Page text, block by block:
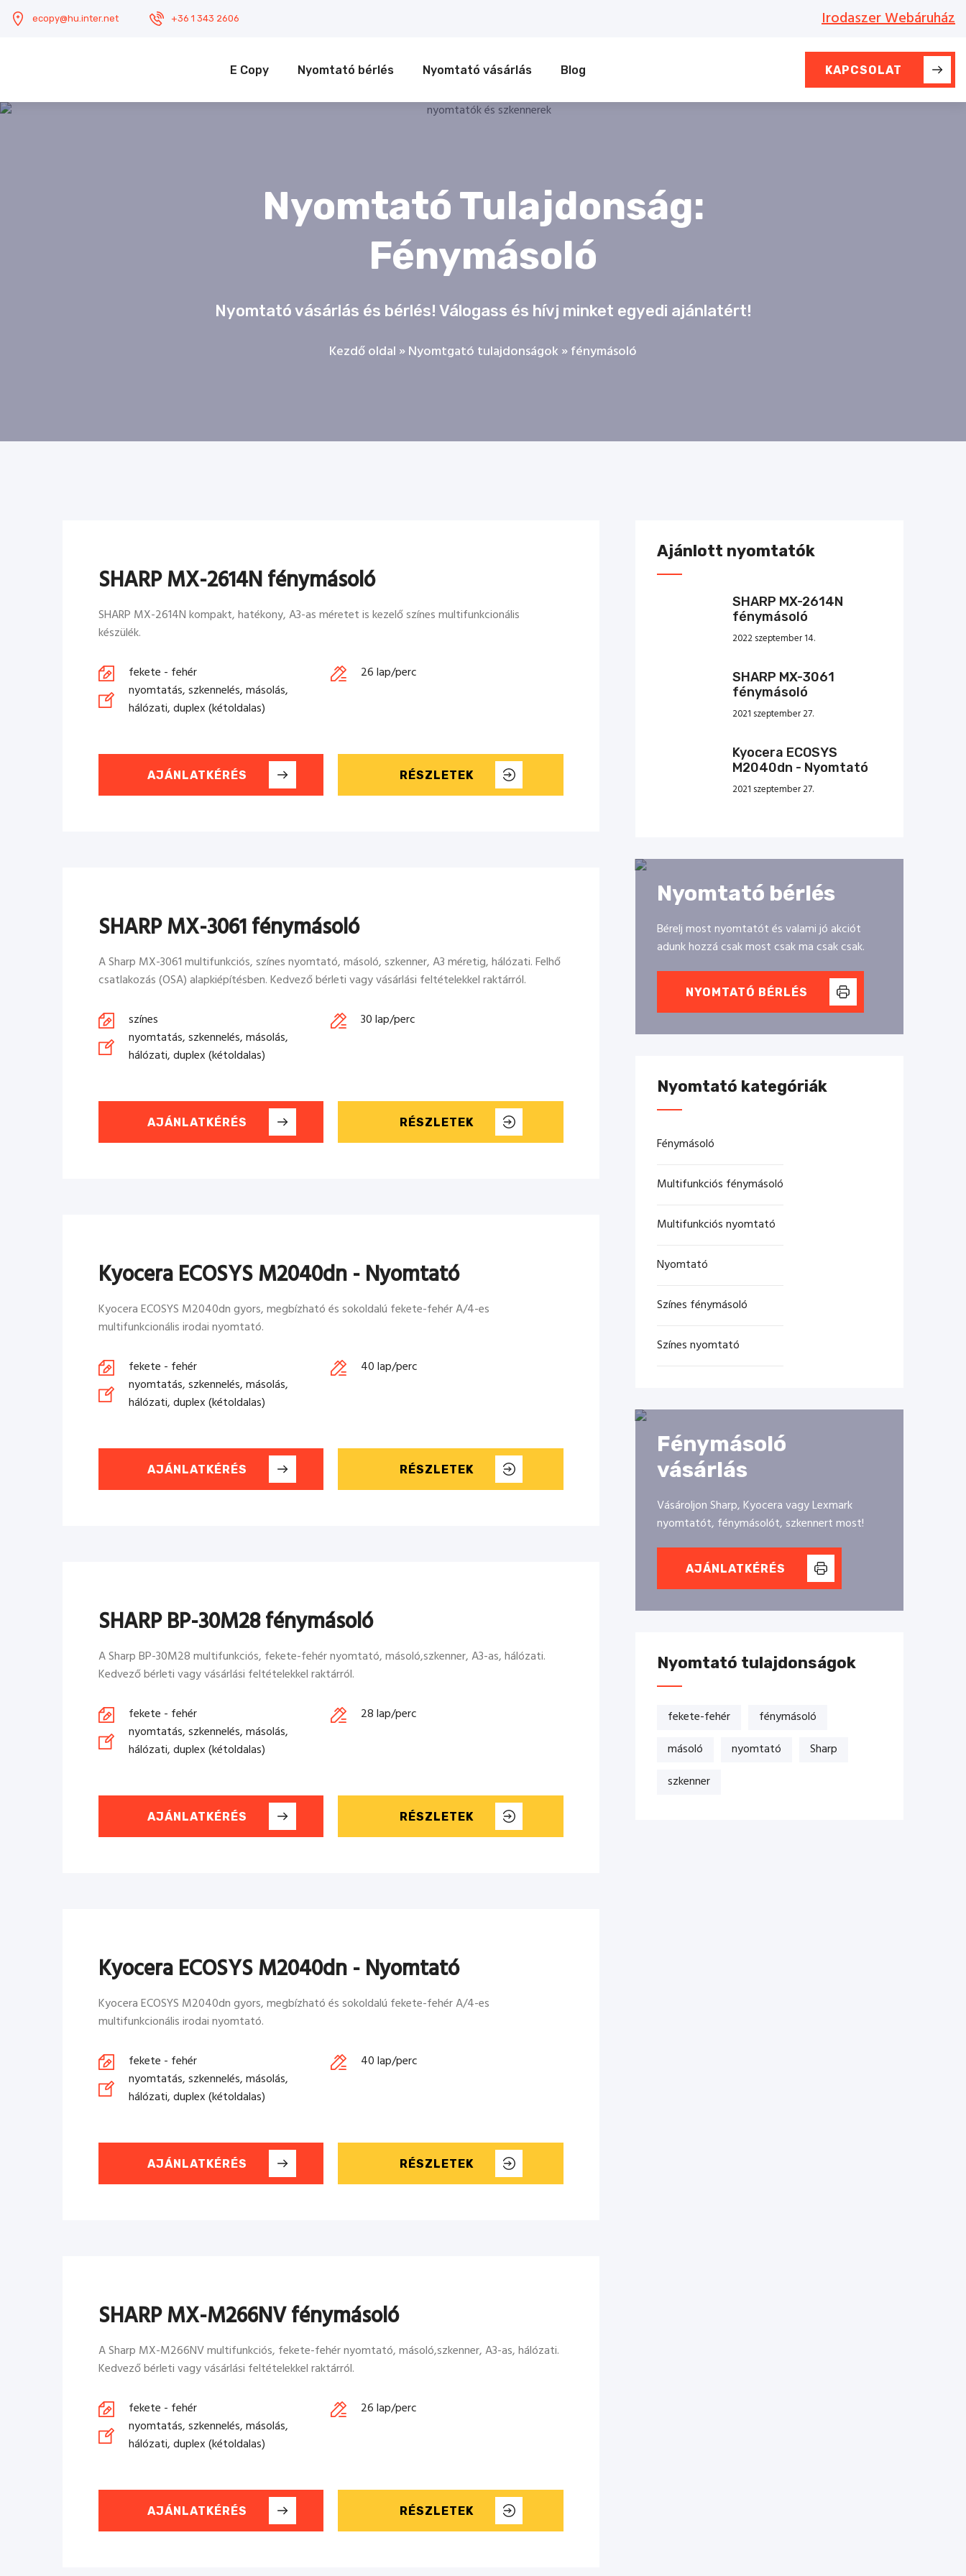
ecopy@hu.inter.net +36 1 343 2606 Irodaszer Webáruház
E Copy Nyomtató bérlés Nyomtató vásárlás Blog KAPCSOLAT
Nyomtató Tulajdonság:
Fénymásoló
Nyomtató vásárlás és bérlés! Válogass és hívj minket egyedi ajánlatért!
Kezdő oldal »Nyomtgató tulajdonságok »fénymásoló
SHARP MX-2614N fénymásoló
SHARP MX-2614N kompakt, hatékony, A3-as méretet is kezelő színes multifunkcionális
készülék.
fekete - fehér
26 lap/perc
nyomtatás, szkennelés, másolás,
hálózati, duplex (kétoldalas)
AJÁNLATKÉRÉS RÉSZLETEK
SHARP MX-3061 fénymásoló
A Sharp MX-3061 multifunkciós, színes nyomtató, másoló, szkenner, A3 méretig, hálózati. Felhő
csatlakozás (OSA) alapkiépítésben. Kedvező bérleti vagy vásárlási feltételekkel raktárról.
színes
30 lap/perc
nyomtatás, szkennelés, másolás,
hálózati, duplex (kétoldalas)
AJÁNLATKÉRÉS RÉSZLETEK
Kyocera ECOSYS M2040dn - Nyomtató
Kyocera ECOSYS M2040dn gyors, megbízható és sokoldalú fekete-fehér A/4-es
multifunkcionális irodai nyomtató.
fekete - fehér
40 lap/perc
nyomtatás, szkennelés, másolás,
hálózati, duplex (kétoldalas)
AJÁNLATKÉRÉS RÉSZLETEK
SHARP BP-30M28 fénymásoló
A Sharp BP-30M28 multifunkciós, fekete-fehér nyomtató, másoló,szkenner, A3-as, hálózati.
Kedvező bérleti vagy vásárlási feltételekkel raktárról.
fekete - fehér
28 lap/perc
nyomtatás, szkennelés, másolás,
hálózati, duplex (kétoldalas)
AJÁNLATKÉRÉS RÉSZLETEK
Kyocera ECOSYS M2040dn - Nyomtató
Kyocera ECOSYS M2040dn gyors, megbízható és sokoldalú fekete-fehér A/4-es
multifunkcionális irodai nyomtató.
fekete - fehér
40 lap/perc
nyomtatás, szkennelés, másolás,
hálózati, duplex (kétoldalas)
AJÁNLATKÉRÉS RÉSZLETEK
SHARP MX-M266NV fénymásoló
A Sharp MX-M266NV multifunkciós, fekete-fehér nyomtató, másoló,szkenner, A3-as, hálózati.
Kedvező bérleti vagy vásárlási feltételekkel raktárról.
fekete - fehér
26 lap/perc
nyomtatás, szkennelés, másolás,
hálózati, duplex (kétoldalas)
AJÁNLATKÉRÉS RÉSZLETEK
Ajánlott nyomtatók
SHARP MX-2614N
fénymásoló
2022 szeptember 14.
SHARP MX-3061
fénymásoló
2021 szeptember 27.
Kyocera ECOSYS
M2040dn - Nyomtató
2021 szeptember 27.
Nyomtató bérlés
Bérelj most nyomtatót és valami jó akciót
adunk hozzá csak most csak ma csak csak.
NYOMTATÓ BÉRLÉS
Nyomtató kategóriák
Fénymásoló
Multifunkciós fénymásoló
Multifunkciós nyomtató
Nyomtató
Színes fénymásoló
Színes nyomtató
Fénymásoló
vásárlás
Vásároljon Sharp, Kyocera vagy Lexmark
nyomtatót, fénymásolót, szkennert most!
AJÁNLATKÉRÉS
Nyomtató tulajdonságok
fekete-fehér
fénymásoló
másoló
nyomtató
Sharp
szkenner